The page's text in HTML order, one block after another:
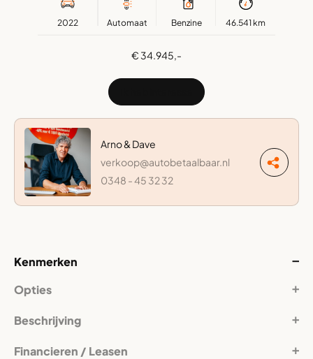
2022 Automaat Benzine 46.541 km
€ 34.945,-
Arno & Dave
verkoop@autobetaalbaar.nl
0348 - 45 32 32
Kenmerken
Opties
Beschrijving
Financieren / Leasen